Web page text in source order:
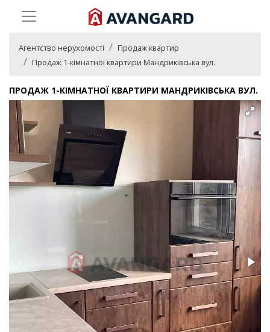
Агентство нерухомості
Продаж квартир
Продаж 1-кімнатної квартири Мандриківська вул.
ПРОДАЖ 1-КІМНАТНОЇ КВАРТИРИ МАНДРИКІВСЬКА ВУЛ.